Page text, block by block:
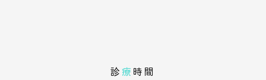
診 療 時間